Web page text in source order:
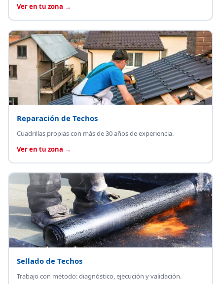
Ver en tu zona →
Reparación de Techos
Cuadrillas propias con más de 30 años de experiencia.
Ver en tu zona →
Sellado de Techos
Trabajo con método: diagnóstico, ejecución y validación.